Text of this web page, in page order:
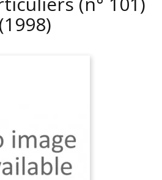
(1998)